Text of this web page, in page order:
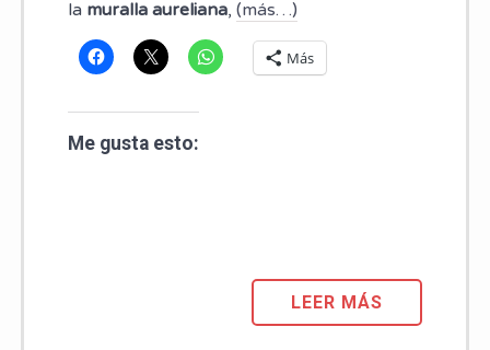
la muralla aureliana, (más…)
Más
Me gusta esto:
LEER MÁS